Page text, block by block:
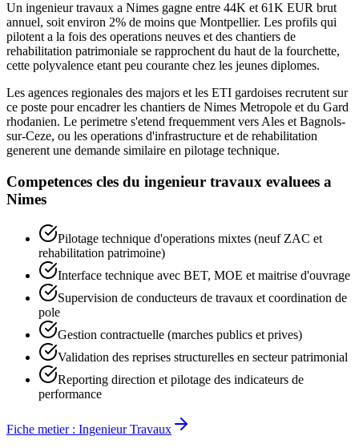
Un ingenieur travaux a Nimes gagne entre 44K et 61K EUR brut
annuel, soit environ 2% de moins que Montpellier. Les profils qui
pilotent a la fois des operations neuves et des chantiers de
rehabilitation patrimoniale se rapprochent du haut de la fourchette,
cette polyvalence etant peu courante chez les jeunes diplomes.
Les agences regionales des majors et les ETI gardoises recrutent sur
ce poste pour encadrer les chantiers de Nimes Metropole et du Gard
rhodanien. Le perimetre s'etend frequemment vers Ales et Bagnols-
sur-Ceze, ou les operations d'infrastructure et de rehabilitation
generent une demande similaire en pilotage technique.
Competences cles du ingenieur travaux evaluees a
Nimes
Pilotage technique d'operations mixtes (neuf ZAC et
rehabilitation patrimoine)
Interface technique avec BET, MOE et maitrise d'ouvrage
Supervision de conducteurs de travaux et coordination de
pole
Gestion contractuelle (marches publics et prives)
Validation des reprises structurelles en secteur patrimonial
Reporting direction et pilotage des indicateurs de
performance
Fiche metier : Ingenieur Travaux